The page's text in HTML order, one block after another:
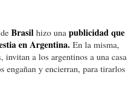
Brasil hizo una publicidad que
en Argentina. En la misma,
invitan a los argentinos a una casa
engañan y encierran, para tirarlos